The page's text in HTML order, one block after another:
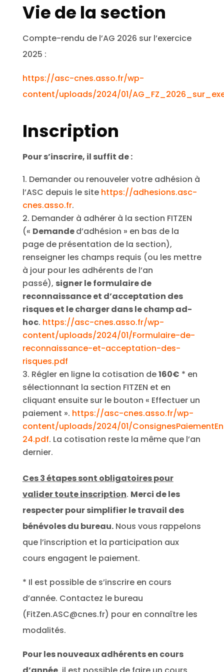
Vie de la section
Compte-rendu de l’AG 2026 sur l’exercice
2025 :
https://asc-cnes.asso.fr/wp-
content/uploads/2024/01/
Inscription
Pour s’inscrire, il suffit de :
Demander ou renouveler votre adhésion à
l’ASC depuis le site https://adhesions.asc-
cnes.asso.fr.
Demander à adhérer à la section FITZEN
(« Demanded’adhésion » en bas de la
page de présentation de la section),
renseigner les champs requis (ou les mettre
à jour pour les adhérents de l’an
passé), signer le formulaire de
reconnaissance et d’acceptation des
risques et le charger dans le champ ad-
hoc. https://asc-cnes.asso.fr/wp-
content/uploads/2024/01/Formulaire-de-
reconnaissance-et-acceptation-des-
risques.pdf
Régler en ligne la cotisation de160€ * en
sélectionnant la section FITZEN et en
cliquant ensuite sur le bouton « Effectuer un
paiement ». https://asc-cnes.asso.fr/wp-
content/uploads/2024/01/
24.pdf. La cotisation reste la même que l’an
dernier.
Ces 3 étapes sont obligatoires pour
valider toute inscription. Merci de les
respecter pour simplifier le travail des
bénévoles du bureau.Nous vous rappelons
que l’inscription et la participation aux
cours engagent le paiement.
* Il est possible de s’inscrire en cours
d’année. Contactez le bureau
(FitZen.ASC@cnes.fr) pour en connaître les
modalités.
Pour les nouveaux adhérents en cours